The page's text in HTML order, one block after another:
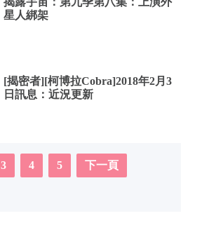
星人綁架
[揭密者][柯博拉Cobra]2018年2月3
日訊息：近況更新
3 4 5
下一頁